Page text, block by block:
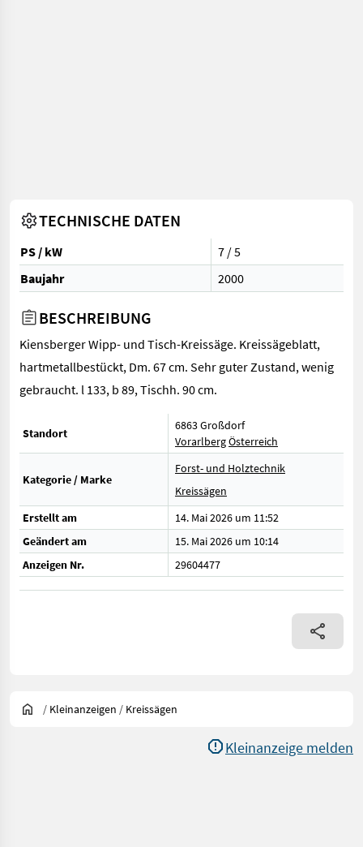
TECHNISCHE DATEN
PS / kW
7 / 5
Baujahr
2000
BESCHREIBUNG
Kiensberger Wipp- und Tisch-Kreissäge. Kreissägeblatt,
hartmetallbestückt, Dm. 67 cm. Sehr guter Zustand, wenig
gebraucht. l 133, b 89, Tischh. 90 cm.
Standort
6863 Großdorf
VorarlbergÖsterreich
Kategorie / Marke
Forst- und Holztechnik
Kreissägen
Erstellt am
14. Mai 2026 um 11:52
Geändert am
15. Mai 2026 um 10:14
Anzeigen Nr.
29604477
/ Kleinanzeigen / Kreissägen
Kleinanzeige melden